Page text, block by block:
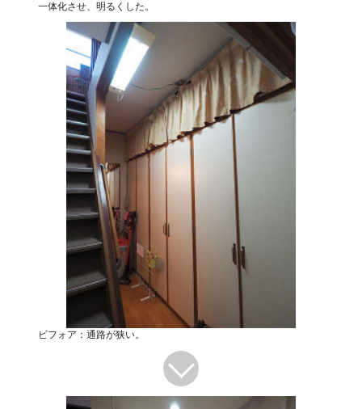
一体化させ、明るくした。
ビフォア：通路が狭い。